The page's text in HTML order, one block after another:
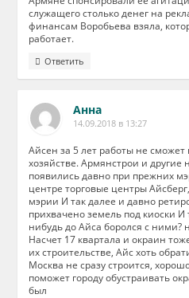
служащего столько денег на
финансам Воробьева взяла,
работает.
Ответить
Анна
14.09.2018 в 13:27
Айсен за 5 лет работы не сможет
хозяйстве. Армянстрои и другие
появились давно при прежних
центре торговые центры
мэрии И так далее и давно
прихвачено земель под киоски И
нибудь до Айса боролся с ними?
Насчет 17 квартала и окраин
их строительстве, Айс хоть
Москва не сразу строится,
поможет городу обустраивать
был